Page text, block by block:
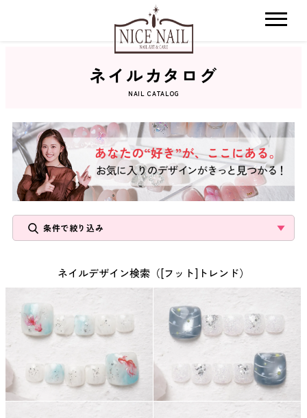
サロン検索
ネイルカタログ
コンセプト
よくあるご質問
ご利用の流れ
ネイルカタログ
NAIL CATALOG
条件で絞り込み
ネイルデザイン検索（[フット]トレンド）